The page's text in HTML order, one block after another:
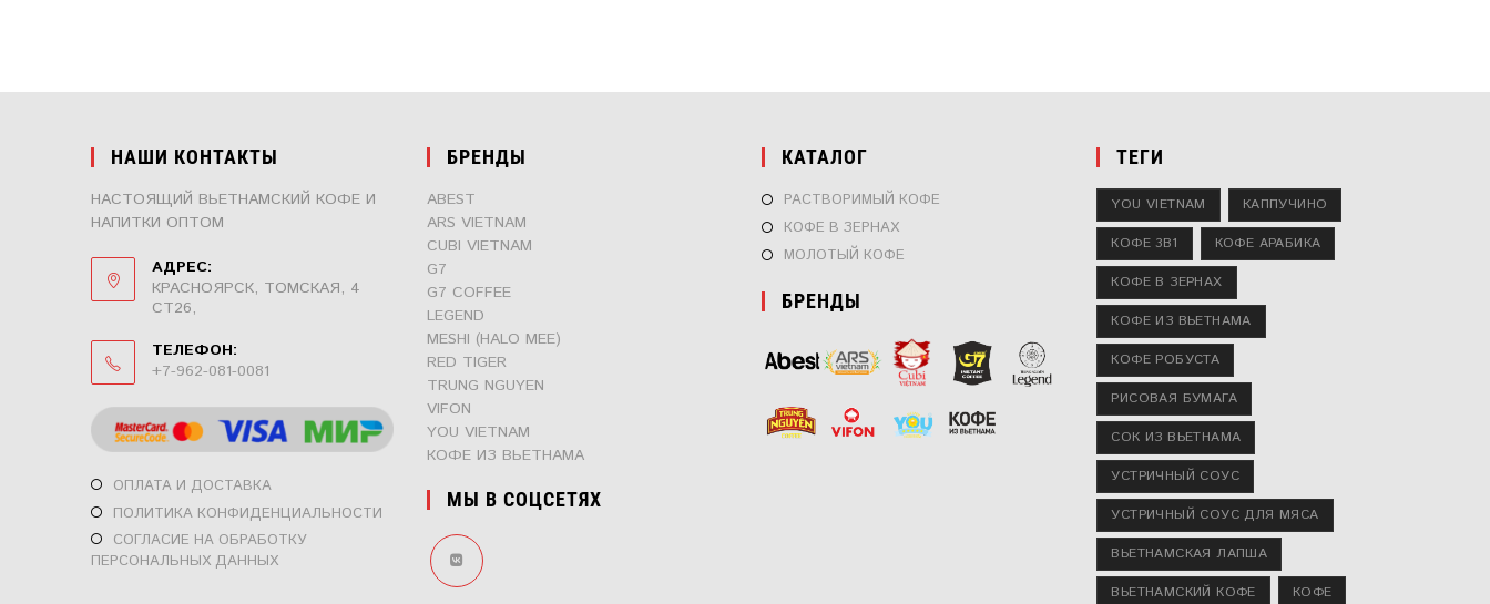
НАШИ КОНТАКТЫ
НАСТОЯЩИЙ ВЬЕТНАМСКИЙ КОФЕ И
НАПИТКИ ОПТОМ
АДРЕС:
КРАСНОЯРСК, ТОМСКАЯ, 4
СТ26,
ТЕЛЕФОН:
+7-962-081-0081
ВАШЕМ
ОПЛАТА И ДОСТАВКАОТКРОЕТСЯ
В
НОВОЙ
ВКЛАДКЕ
ПОЛИТИКА КОНФИДЕНЦИАЛЬНОСТИ ОТКРОЕТСЯ
НОВОЙ
ВКЛАДКЕ
СОГЛАСИЕ НА ОБРАБОТКУ
ПЕРСОНАЛЬНЫХ ДАННЫХ
ОТКРОЕТСЯ
НОВОЙ
БРЕНДЫ
ABEST
ARS VIETNAM
CUBI VIETNAM
G7
G7 COFFEE
LEGEND
MESHI (HALO MEE)
RED TIGER
TRUNG NGUYEN
VIFON
YOU VIETNAM
КОФЕ ИЗ ВЬЕТНАМА
МЫ В СОЦСЕТЯХ
КАТАЛОГ
РАСТВОРИМЫЙ КОФЕ
КОФЕ В ЗЕРНАХ
МОЛОТЫЙ КОФЕ
БРЕНДЫ
ТЕГИ
YOU VIETNAM КАППУЧИНО
КОФЕ 3В1 КОФЕ АРАБИКА
КОФЕ В ЗЕРНАХ
КОФЕ ИЗ ВЬЕТНАМА
КОФЕ РОБУСТА
РИСОВАЯ БУМАГА
СОК ИЗ ВЬЕТНАМА
УСТРИЧНЫЙ СОУС
УСТРИЧНЫЙ СОУС ДЛЯ МЯСА
ВЬЕТНАМСКАЯ ЛАПША
ВЬЕТНАМСКИЙ КОФЕ КОФЕ